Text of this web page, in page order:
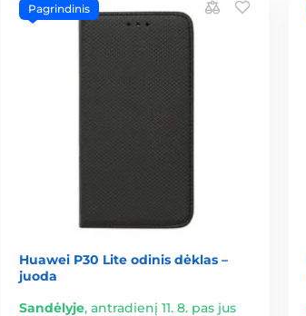
Pagrindinis
Huawei P30 Lite odinis dėklas –
juoda
Sandėlyje, antradienį 11. 8. pas jus